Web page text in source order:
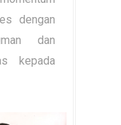
dengan
dan
kepada